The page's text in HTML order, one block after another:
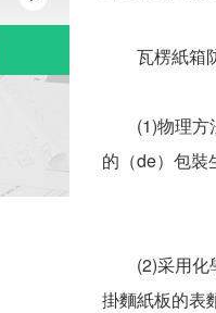
瓦楞紙箱防
(1)物理方法
的（de）包裝
(2)采用化學
掛麵紙板的表